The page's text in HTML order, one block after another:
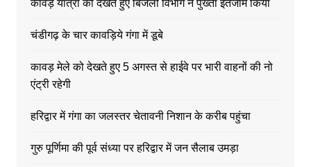
कावड़ यात्रा को देखते हुए बिजली विभाग ने पुख्ता इंतजाम किया
चंडीगढ़ के चार कावड़िये गंगा में डूबे
कावड़ मेले को देखते हुए 5 अगस्त से हाईवे पर भारी वाहनों की नो
एंट्री रहेगी
हरिद्वार में गंगा का जलस्तर चेतावनी निशान के करीब पहुंचा
गुरु पूर्णिमा की पूर्व संध्या पर हरिद्वार में जन सैलाब उमड़ा